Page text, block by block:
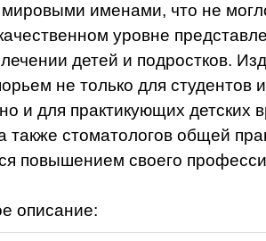
именами, что не
уровне
детей и подростков.
не только для студентов
и для практикующих детских
также стоматологов общей
повышением своего
описание: